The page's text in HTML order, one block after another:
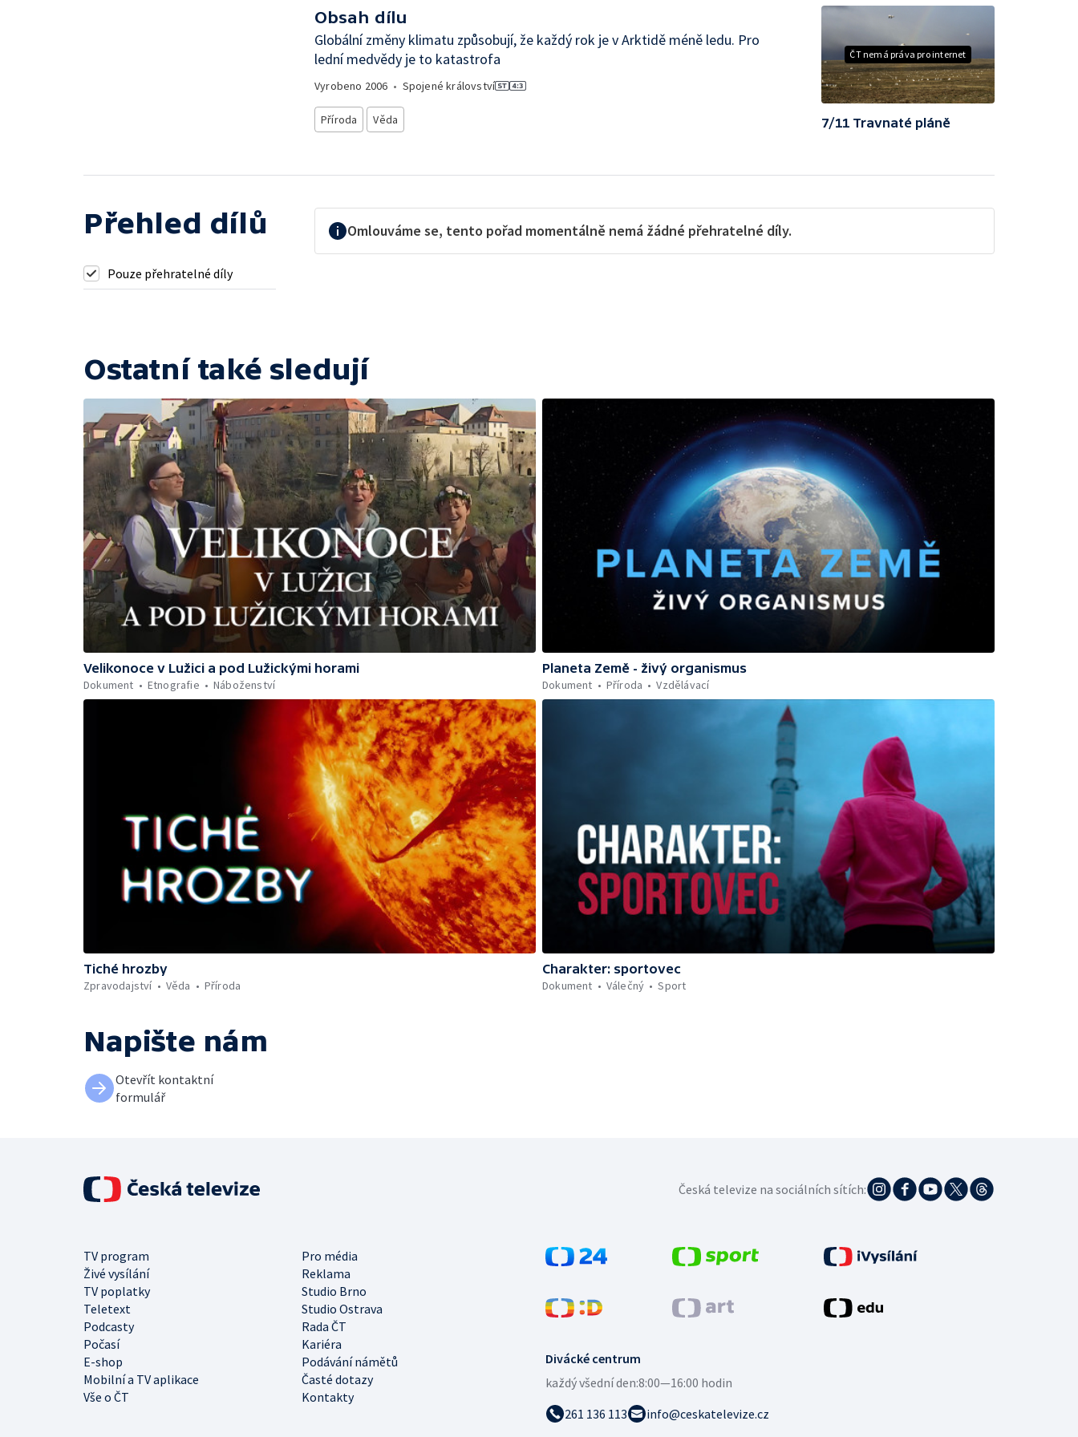
Obsah dílu
Globální změny klimatu způsobují, že každý rok je v Arktidě méně ledu. Pro
lední medvědy je to katastrofa
Vyrobeno 2006 • Spojené království
Příroda Věda
ČT nemá práva pro internet
7/11 Travnaté pláně
Přehled dílů
Pouze přehratelné díly
Omlouváme se, tento pořad momentálně nemá žádné přehratelné díly.
Ostatní také sledují
Velikonoce v Lužici a pod Lužickými horami
Dokument
Etnografie Náboženství
Planeta Země - živý organismus
Dokument
Příroda Vzdělávací
Tiché hrozby
Zpravodajství
Věda Příroda
Charakter: sportovec
Dokument
Válečný Sport
Napište nám
Otevřít kontaktní
formulář
Divácké centrum
každý všední den:8:00—16:00 hodin
261 136 113
info@ceskatelevize.cz
TV program
Pro média
Živé vysílání
Reklama
TV poplatky
Studio Brno
Teletext
Studio Ostrava
Podcasty
Rada ČT
Počasí
Kariéra
E-shop
Podávání námětů
Mobilní a TV aplikace
Časté dotazy
Vše o ČT
Kontakty
Česká televize na sociálních sítích: